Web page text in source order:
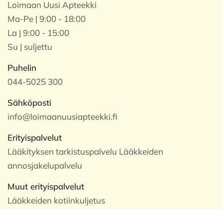
Loimaan Uusi Apteekki
Ma-Pe | 9:00 - 18:00
La | 9:00 - 15:00
Su | suljettu
Puhelin
044-5025 300
Sähköposti
info@loimaanuusiapteekki.fi
Erityispalvelut
Lääkityksen tarkistuspalvelu Lääkkeiden
annosjakelupalvelu
Muut erityispalvelut
Lääkkeiden kotiinkuljetus